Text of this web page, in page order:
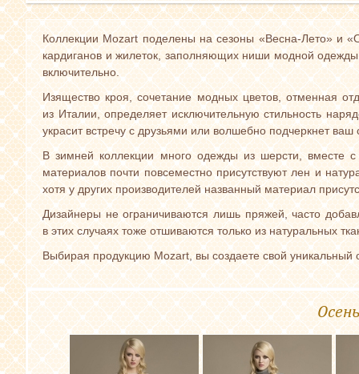
W1602
Жакет
W1601
Платье
W1601
Платье
W1617
Джемпер
W1616
Юбка
Коллекции Mozart поделены на сезоны «Весна-Лето» и
кардиганов и жилеток, заполняющих ниши модной
включительно.
Изящество кроя, сочетание модных цветов, отменная
из Италии, определяет исключительную стильность
украсит встречу с друзьями или волшебно подчеркнет
В зимней коллекции много одежды из шерсти, вместе
материалов почти повсеместно присутствуют лен и
хотя у других производителей названный материал
Дизайнеры не ограничиваются лишь пряжей, часто
в этих случаях тоже отшиваются только из натуральных
Выбирая продукцию Mozart, вы создаете свой